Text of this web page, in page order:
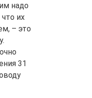
надо
их
– это
31